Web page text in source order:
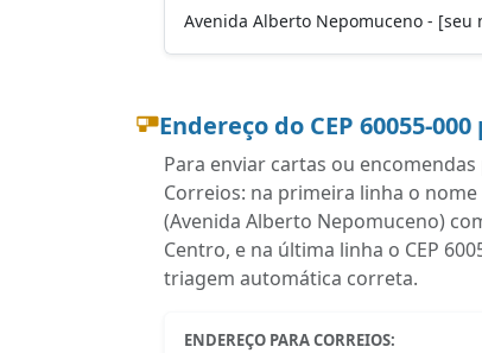
Avenida Alberto Nepomuceno - [seu
Endereço do CEP 60055-
Para enviar cartas ou
Correios: na primeira linha o
(Avenida Alberto Nepomuceno)
Centro, e na última linha o CEP
triagem automática correta.
ENDEREÇO PARA CORREIOS: